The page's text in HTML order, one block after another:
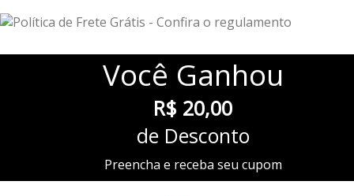
Você Ganhou
R$ 20,00
de Desconto
Preencha e receba seu cupom